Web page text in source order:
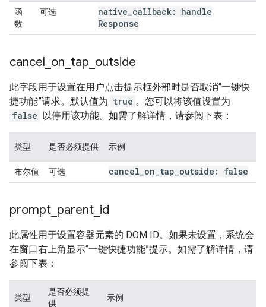
函
数
可选 native callback: handle
Response
cancel on tap outside
此字段用于设置在用户点击提示框外部时是否取消“一键快
捷功能”请求。默认值为 true 。您可以将该值设置为
false 以停用该功能。如需了解详情，请参阅下表：
类型 是否必须提供 示例
布尔值 可选 cancel on tap outside: false
prompt parent id
此属性用于设置容器元素的 DOM ID。如果未设置，系统会
在窗口右上角显示“一键快捷功能”提示。如需了解详情，请
参阅下表：
类型
是否必须提
供
示例